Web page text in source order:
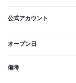
公式アカウント
オープン日
備考